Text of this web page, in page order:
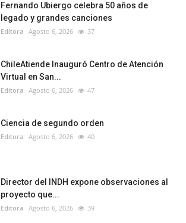
Fernando Ubiergo celebra 50 años de
legado y grandes canciones
Editora Agosto 6, 2026 37
ChileAtiende Inauguró Centro de Atención
Virtual en San...
Editora Agosto 6, 2026 47
Ciencia de segundo orden
Editora Agosto 6, 2026 40
Director del INDH expone observaciones al
proyecto que...
Editora Agosto 6, 2026 39